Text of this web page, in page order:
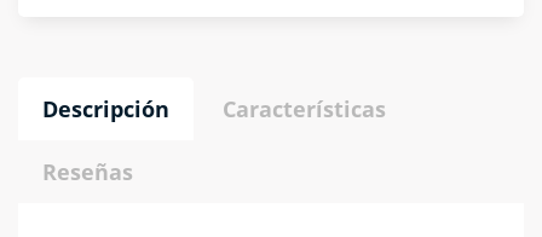
Descripción Características
Reseñas